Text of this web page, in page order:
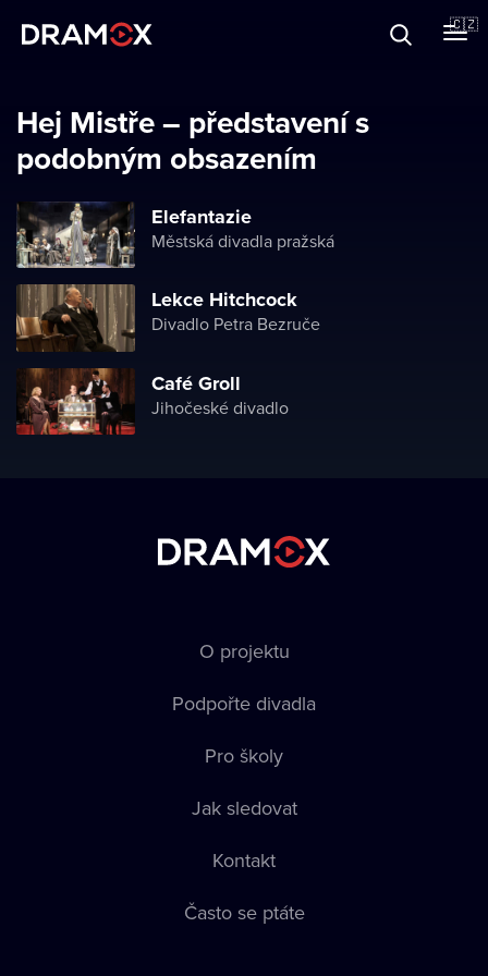
🇨🇿
Registrujte se
Hej Mistře – představení s
podobným obsazením
Elefantazie
Městská divadla pražská
Lekce Hitchcock
Divadlo Petra Bezruče
Café Groll
Jihočeské divadlo
O projektu
Podpořte divadla
Pro školy
Jak sledovat
Kontakt
Často se ptáte